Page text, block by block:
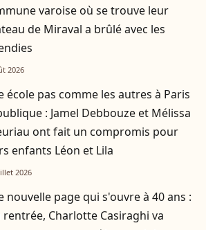
varoise où se trouve leur
de Miraval a brûlé avec les
2026
école pas comme les autres à Paris
: Jamel Debbouze et Mélissa
ont fait un compromis pour
enfants Léon et Lila
2026
nouvelle page qui s'ouvre à 40 ans :
rentrée, Charlotte Casiraghi va